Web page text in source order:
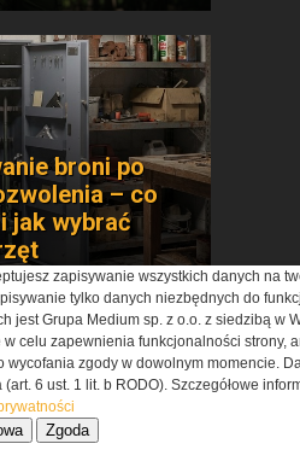
broni po
– co
jak wybrać
zapisywanie wszystkich danych na
tylko danych niezbędnych do
jest Grupa Medium sp. z o.o. z siedzibą w
w celu zapewnienia funkcjonalności strony,
wycofania zgody w dowolnym momencie.
6 ust. 1 lit. b RODO). Szczegółowe
Zgoda